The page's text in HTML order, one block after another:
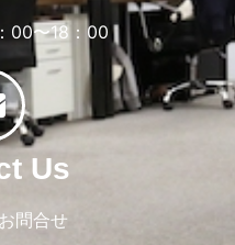
00〜18：00
Us
問合せ